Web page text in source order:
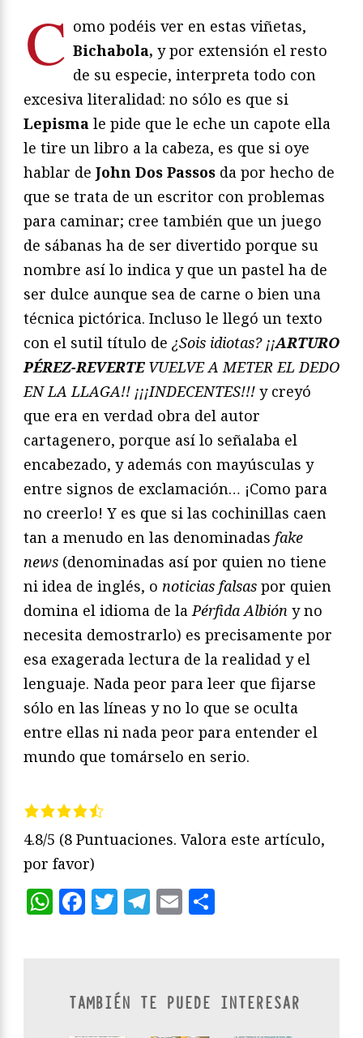
C omo podéis ver en estas viñetas,
Bichabola, y por extensión el resto
de su especie, interpreta todo con
excesiva literalidad: no sólo es que si
Lepisma le pide que le eche un capote ella
le tire un libro a la cabeza, es que si oye
hablar de John Dos Passos da por hecho de
que se trata de un escritor con problemas
para caminar; cree también que un juego
de sábanas ha de ser divertido porque su
nombre así lo indica y que un pastel ha de
ser dulce aunque sea de carne o bien una
técnica pictórica. Incluso le llegó un texto
con el sutil título de ¿Sois idiotas? ¡¡ARTURO
PÉREZ-REVERTEVUELVE A METER EL DEDO
EN LA LLAGA!! ¡¡¡INDECENTES!!! y creyó
que era en verdad obra del autor
cartagenero, porque así lo señalaba el
encabezado, y además con mayúsculas y
entre signos de exclamación… ¡Como para
no creerlo! Y es que si las cochinillas caen
tan a menudo en las denominadas fake
news (denominadas así por quien no tiene
ni idea de inglés, o noticias falsas por quien
domina el idioma de laPérfida Albión y no
necesita demostrarlo) es precisamente por
esa exagerada lectura de la realidad y el
lenguaje. Nada peor para leer que fijarse
sólo en las líneas y no lo que se oculta
entre ellas ni nada peor para entender el
mundo que tomárselo en serio.
4.8/5 (8 Puntuaciones. Valora este artículo,
por favor)
WhatsApp
Facebook
Twitter
Telegram
Email
TAMBIÉN TE PUEDE INTERESAR